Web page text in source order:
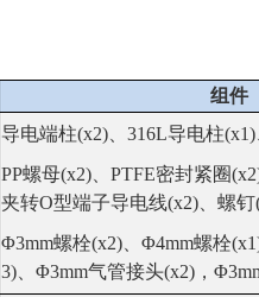
组件
导电端柱(x2)、316L导电柱
PP螺母(x2)、PTFE密封紧圈
夹转O型端子导电线(x2)、螺钉
Φ3mm螺栓(x2)、Φ4mm螺栓
3)、Φ3mm气管接头(x2)，